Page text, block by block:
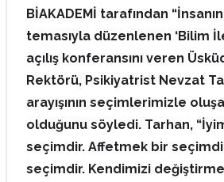
BİAKADEMİ tarafından
temasıyla düzenlenen ‘Bilim
açılış konferansını veren
Rektörü, Psikiyatrist Nevzat
arayışının seçimlerimizle
olduğunu söyledi. Tarhan,
seçimdir. Affetmek bir
seçimdir. Kendimizi